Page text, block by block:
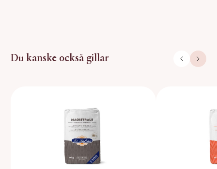
Du kanske också gillar